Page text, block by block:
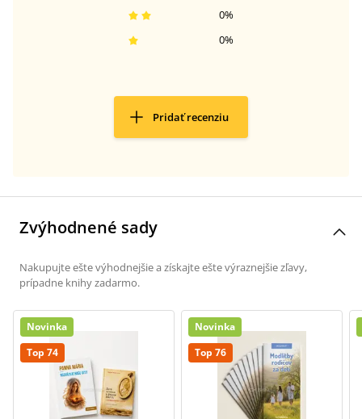
0%
0%
Pridať recenziu
Zvýhodnené sady
Nakupujte ešte výhodnejšie a získajte ešte výraznejšie zľavy,
prípadne knihy zadarmo.
Novinka
Top 74
Novinka
Top 76